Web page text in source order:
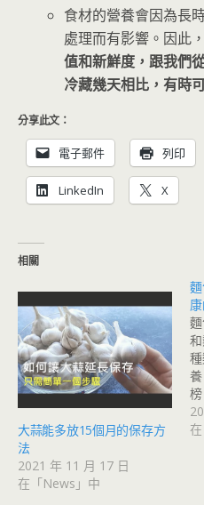
食材的營養會因為長
處理而有影響。因此，
值和新鮮度，跟我們
冷藏幾天相比，有時
分享此文：
電子郵件 列印
LinkedIn X
相關
大蒜能多放15個月的保存方
法
2021 年 11 月 17 日
在「News」中